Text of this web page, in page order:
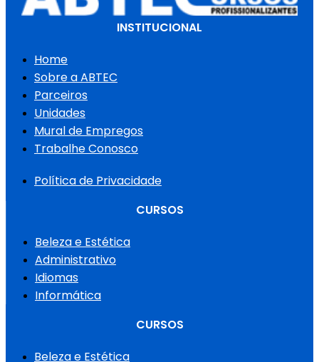
INSTITUCIONAL
Home
Sobre a ABTEC
Parceiros
Unidades
Mural de Empregos
Trabalhe Conosco
Política de Privacidade
CURSOS
Beleza e Estética
Administrativo
Idiomas
Informática
CURSOS
Beleza e Estética